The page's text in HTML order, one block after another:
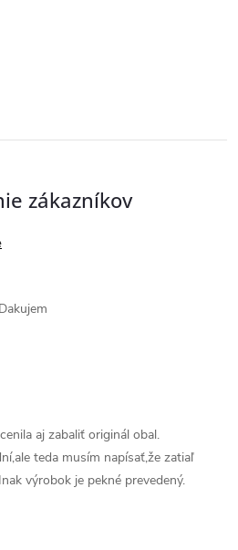
zákazníkov
aj zabaliť originál obal.
teda musím napísať,že zatiaľ
výrobok je pekné prevedený.